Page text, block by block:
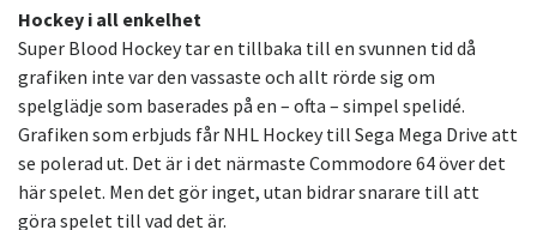
Hockey i all enkelhet
Super Blood Hockey tar en tillbaka till en svunnen tid då
grafiken inte var den vassaste och allt rörde sig om
spelglädje som baserades på en – ofta – simpel spelidé.
Grafiken som erbjuds får NHL Hockey till Sega Mega Drive att
se polerad ut. Det är i det närmaste Commodore 64 över det
här spelet. Men det gör inget, utan bidrar snarare till att
göra spelet till vad det är.